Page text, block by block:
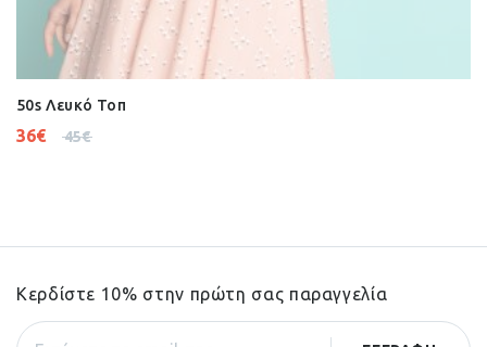
50s Λευκό Τοπ
45€
36€
Κερδίστε 10% στην πρώτη σας παραγγελία